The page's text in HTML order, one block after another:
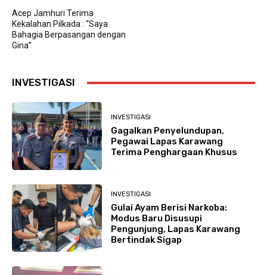
Acep Jamhuri Terima
Kekalahan Pilkada : “Saya
Bahagia Berpasangan dengan
Gina”
INVESTIGASI
INVESTIGASI
Gagalkan Penyelundupan,
Pegawai Lapas Karawang
Terima Penghargaan Khusus
INVESTIGASI
Gulai Ayam Berisi Narkoba:
Modus Baru Disusupi
Pengunjung, Lapas Karawang
Bertindak Sigap